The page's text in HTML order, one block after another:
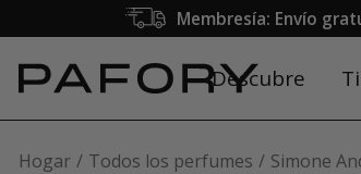
Membresía: Envío
Descubre
Hogar Todos los perfumes Simone